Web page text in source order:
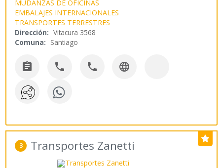
MUDANZAS DE OFICINAS
EMBALAJES INTERNACIONALES
TRANSPORTES TERRESTRES
Dirección: Vitacura 3568
Comuna: Santiago
   
3 Transportes Zanetti